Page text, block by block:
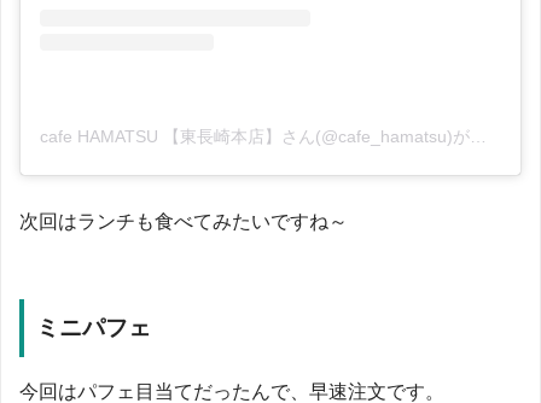
次回はランチも食べてみたいですね～
ミニパフェ
今回はパフェ目当てだったんで、早速注文です。